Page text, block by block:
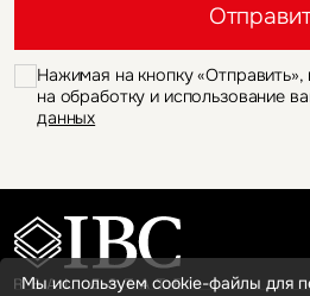
Нажимая на кнопку
на обработку и использование
данных
Мы используем cookie-файлы для